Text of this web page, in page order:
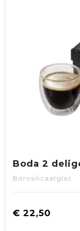
Boda 2
Borosilicaatglas
€ 22,50